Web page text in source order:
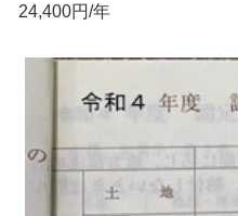
24,400円/年